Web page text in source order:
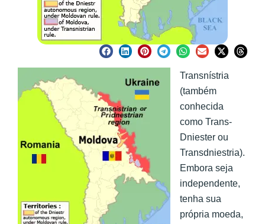
Transnístria
(também
conhecida
como Trans-
Dniester ou
Transdniestria).
Embora seja
independente,
tenha sua
própria moeda,